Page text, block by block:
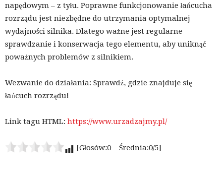
napędowym – z tyłu. Poprawne funkcjonowanie łańcucha
rozrządu jest niezbędne do utrzymania optymalnej
wydajności silnika. Dlatego ważne jest regularne
sprawdzanie i konserwacja tego elementu, aby uniknąć
poważnych problemów z silnikiem.
Wezwanie do działania: Sprawdź, gdzie znajduje się
łańcuch rozrządu!
Link tagu HTML: https://www.urzadzajmy.pl/
[Głosów:0 Średnia:0/5]